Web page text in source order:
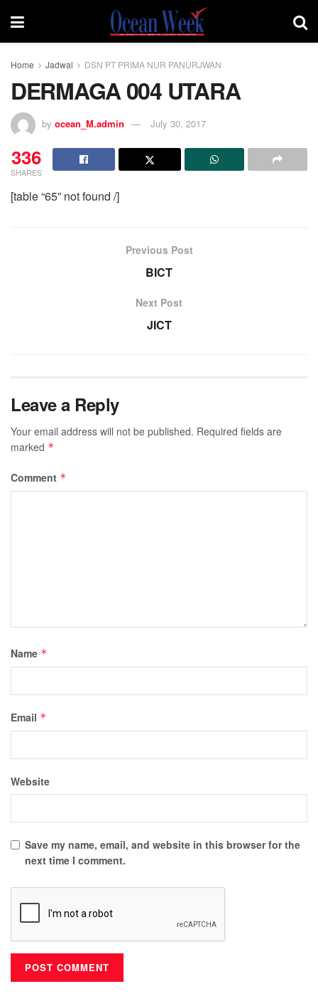
Home Jadwal DSN PT PRIMA NUR PANURJWAN
DERMAGA 004 UTARA
by ocean_M.admin July 30, 2017
336
SHARES
[table “65” not found /]
Previous Post
BICT
Next Post
JICT
Leave a Reply
Your email address will not be published. Required fields are
marked *
Comment *
Name *
Email *
Website
Save my name, email, and website in this browser for the
next time I comment.